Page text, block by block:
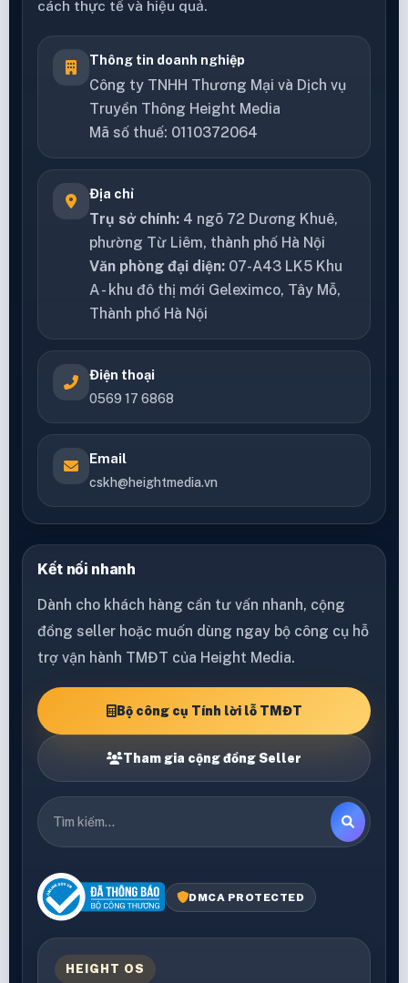
cách thực tế và hiệu quả.
Thông tin doanh nghiệp
Công ty TNHH Thương Mại và Dịch vụ
Truyền Thông Height Media
Mã số thuế: 0110372064
Địa chỉ
Trụ sở chính: 4 ngõ 72 Dương Khuê,
phường Từ Liêm, thành phố Hà Nội
Văn phòng đại diện: 07-A43 LK5 Khu
A - khu đô thị mới Geleximco, Tây Mỗ,
Thành phố Hà Nội
Điện thoại
0569 17 6868
Email
cskh@heightmedia.vn
Kết nối nhanh
Dành cho khách hàng cần tư vấn nhanh, cộng
đồng seller hoặc muốn dùng ngay bộ công cụ hỗ
trợ vận hành TMĐT của Height Media.
Bộ công cụ Tính lời lỗ TMĐT
Tham gia cộng đồng Seller
DMCA PROTECTED
HEIGHT OS